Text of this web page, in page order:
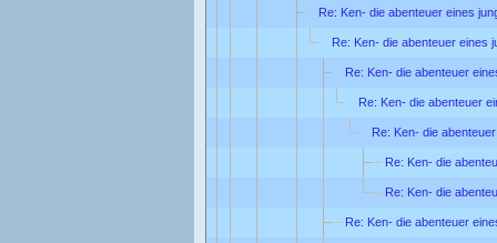
Re: Ken- die abenteuer eines
Re: Ken- die abenteuer eines
Re: Ken- die abenteuer
Re: Ken- die abenteuer
Re: Ken- die
Re: Ken- die
Re: Ken- die
Re: Ken- die abenteuer